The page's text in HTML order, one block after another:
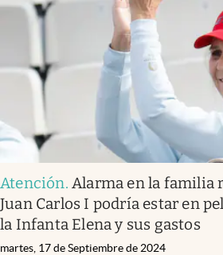
Atención.Alarma en la familia
Juan Carlos I podría estar en
la Infanta Elena y sus gastos
martes, 17 de Septiembre de 2024